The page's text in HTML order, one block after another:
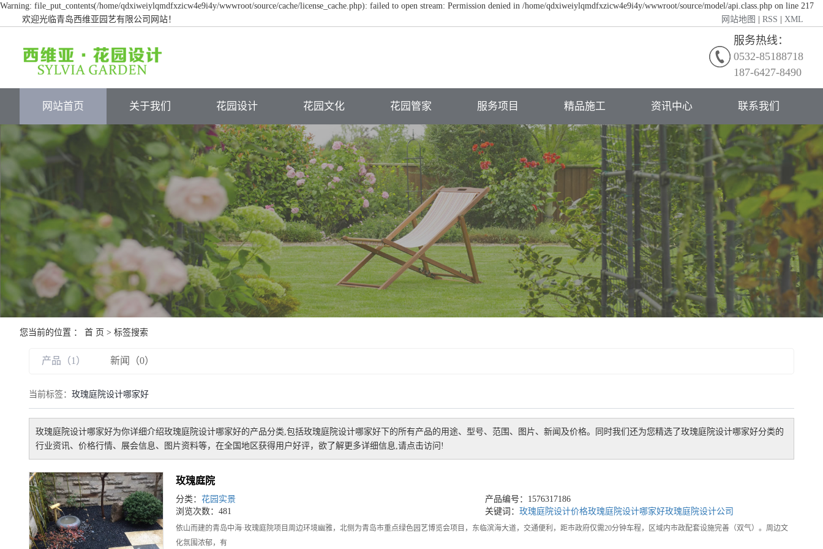
Warning: file_put_contents(/home/qdxiweiylqmdfxzicw4e9i4y/wwwroot/source/cache/license_cache.php): failed to open stream: Permission denied in /home/qdxiweiylqmdfxzicw4e9i4y/wwwroot/source/model/api.class.php on line 217
欢迎光临青岛西维亚园艺有限公司网站！
网站地图 RSS XML
服务热线：
0532-85188718
187-6427-8490
网站首页 关于我们
关于我们
人才招聘
服务流程
花园设计
花园实景
设计方案
施工过程
花园文化
主题花园
功能规划
花园软装
花园管家
植物养护
硬质维护
病虫防治
服务项目
屋顶花园
别墅庭院景观
商业绿地景观
民俗生态酒店
植物配置养护
精品施工 资讯中心
公司新闻
行业动态
常见问题
联系我们
您当前的位置 ： 首 页 > 标签搜索
产品（1） 新闻（0）
当前标签： 玫瑰庭院设计哪家好
玫瑰庭院设计哪家好为你详细介绍玫瑰庭院设计哪家好的产品分类,包括玫瑰庭院设计哪家好 下的所有产品的用途、型号、范围、图片、新闻及价格。同时我们还为您精选了玫瑰庭院设计哪家好分类的
行业资讯、价格行情、展会信息、图片资料等，在全国地区获得用户好评，欲了解更多详细信息,请点击访问!
玫瑰庭院
分类： 花园实景
产品编号：1576317186
浏览次数：481
关键词： 玫瑰庭院设计价格玫瑰庭院设计哪家好玫瑰庭院设计公司
依山而建的青岛中海·玫瑰庭院项目周边环境幽雅，北侧为青岛市重点绿色园艺博览会项目，东临滨海大道，交通便利，距市政府仅需20分钟车程，区域内市政配套设施完善（双气）。周边文
化氛围浓郁，有